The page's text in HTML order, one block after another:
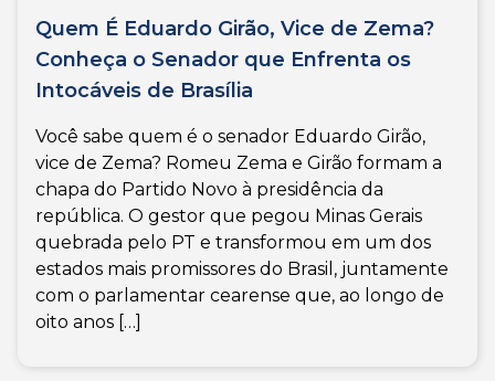
Quem É Eduardo Girão, Vice de Zema?
Conheça o Senador que Enfrenta os
Intocáveis de Brasília
Você sabe quem é o senador Eduardo Girão,
vice de Zema? Romeu Zema e Girão formam a
chapa do Partido Novo à presidência da
república. O gestor que pegou Minas Gerais
quebrada pelo PT e transformou em um dos
estados mais promissores do Brasil, juntamente
com o parlamentar cearense que, ao longo de
oito anos […]